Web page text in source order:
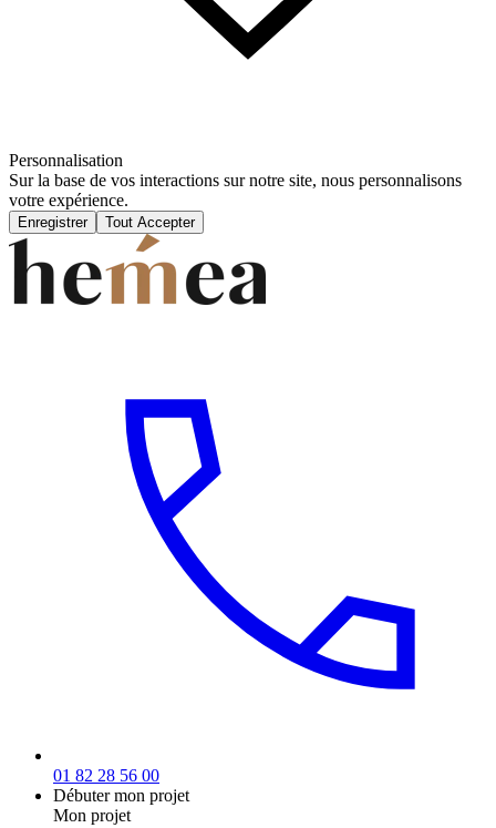
Personnalisation
Sur la base de vos interactions sur notre site, nous personnalisons
votre expérience.
Enregistrer Tout Accepter
01 82 28 56 00
Débuter mon projet
Mon projet